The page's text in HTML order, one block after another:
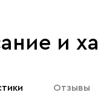
и
Отзывы